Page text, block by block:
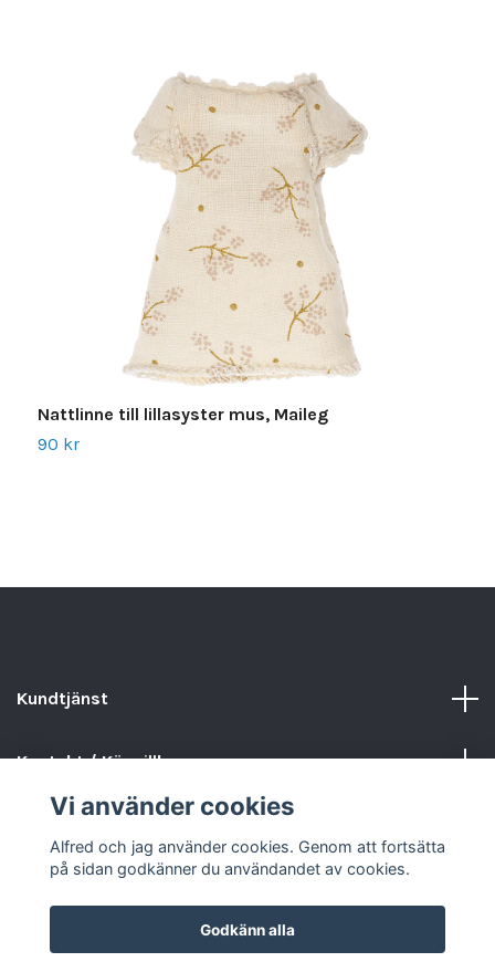
Nattlinne till lillasyster mus, Maileg
90 kr
Kundtjänst
Kontakt / Köpvillkor
Vi använder cookies
Alfred och jag använder cookies. Genom att fortsätta
på sidan godkänner du användandet av cookies.
Godkänn alla